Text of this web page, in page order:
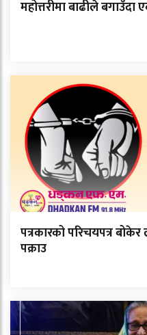
महोत्तरीमा बाढीले
पत्रकारको परिचयपत्र
पक्राउ